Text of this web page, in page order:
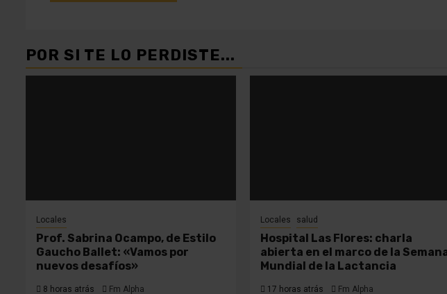
POR SI TE LO PERDISTE...
Locales
Prof. Sabrina Ocampo, de Estilo
Gaucho Ballet: «Vamos por
nuevos desafíos»
8 horas atrás Fm Alpha
Locales salud
Hospital Las Flores: charla
abierta en el marco de la
Mundial de la Lactancia
17 horas atrás Fm Alpha